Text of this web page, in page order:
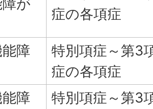
症の各項症
障
特別項症～第3
症の各項症
障
特別項症～第3